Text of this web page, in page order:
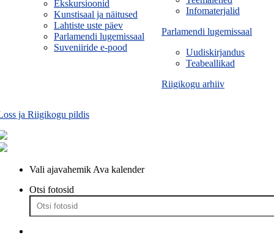
Infomaterjalid
Parlamendi lugemissaal
Uudiskirjandus
Teabeallikad
Riigikogu arhiiv
Ekskursioonid
Kunstisaal ja näitused
Lahtiste uste päev
Parlamendi lugemissaal
Suveniiride e-pood
ja Riigikogu pildis
Vali ajavahemik Ava kalender
Otsi fotosid